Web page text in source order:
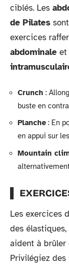
ciblés. Les
de Pilates
exercices
abdominale et
Crunch :
buste en
Planche: En
en appui sur
Mountain
Les exercices
des
aident à brûler
Privilégiez des